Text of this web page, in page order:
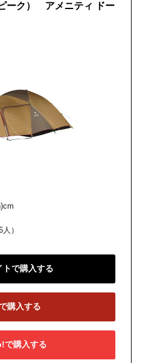
ーク） アメニティ ドー
）
トで購入する
購入する
で購入する